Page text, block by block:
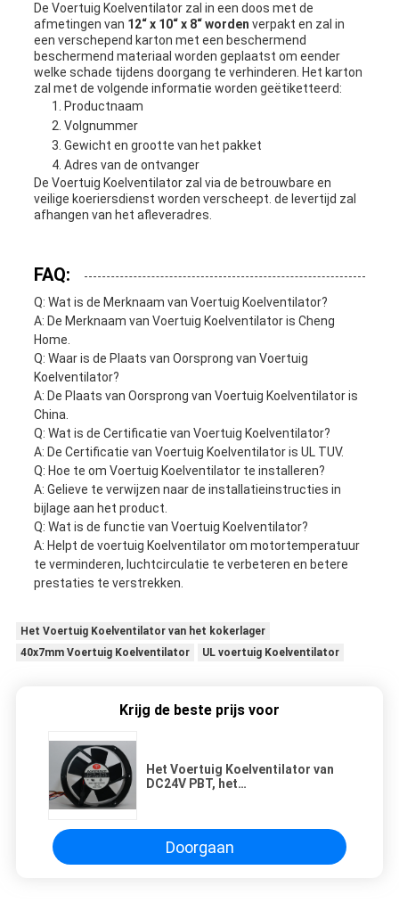
De Voertuig Koelventilator zal in een doos met de
afmetingen van 12“ x 10“ x 8“ worden verpakt en zal in
een verschepend karton met een beschermend
beschermend materiaal worden geplaatst om eender
welke schade tijdens doorgang te verhinderen. Het karton
zal met de volgende informatie worden geëtiketteerd:
Productnaam
Volgnummer
Gewicht en grootte van het pakket
Adres van de ontvanger
De Voertuig Koelventilator zal via de betrouwbare en
veilige koeriersdienst worden verscheept. de levertijd zal
afhangen van het afleveradres.
FAQ:
Q: Wat is de Merknaam van Voertuig Koelventilator?
A: De Merknaam van Voertuig Koelventilator is Cheng
Home.
Q: Waar is de Plaats van Oorsprong van Voertuig
Koelventilator?
A: De Plaats van Oorsprong van Voertuig Koelventilator is
China.
Q: Wat is de Certificatie van Voertuig Koelventilator?
A: De Certificatie van Voertuig Koelventilator is UL TUV.
Q: Hoe te om Voertuig Koelventilator te installeren?
A: Gelieve te verwijzen naar de installatieinstructies in
bijlage aan het product.
Q: Wat is de functie van Voertuig Koelventilator?
A: Helpt de voertuig Koelventilator om motortemperatuur
te verminderen, luchtcirculatie te verbeteren en betere
prestaties te verstrekken.
Het Voertuig Koelventilator van het kokerlager
40x7mm Voertuig Koelventilator
UL voertuig Koelventilator
Krijg de beste prijs voor
Het Voertuig Koelventilator van
DC24V PBT, het
Doorgaan